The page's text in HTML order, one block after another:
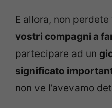
E allora, non
vostri compagni a
partecipare ad un
significato
non ve l’avevamo